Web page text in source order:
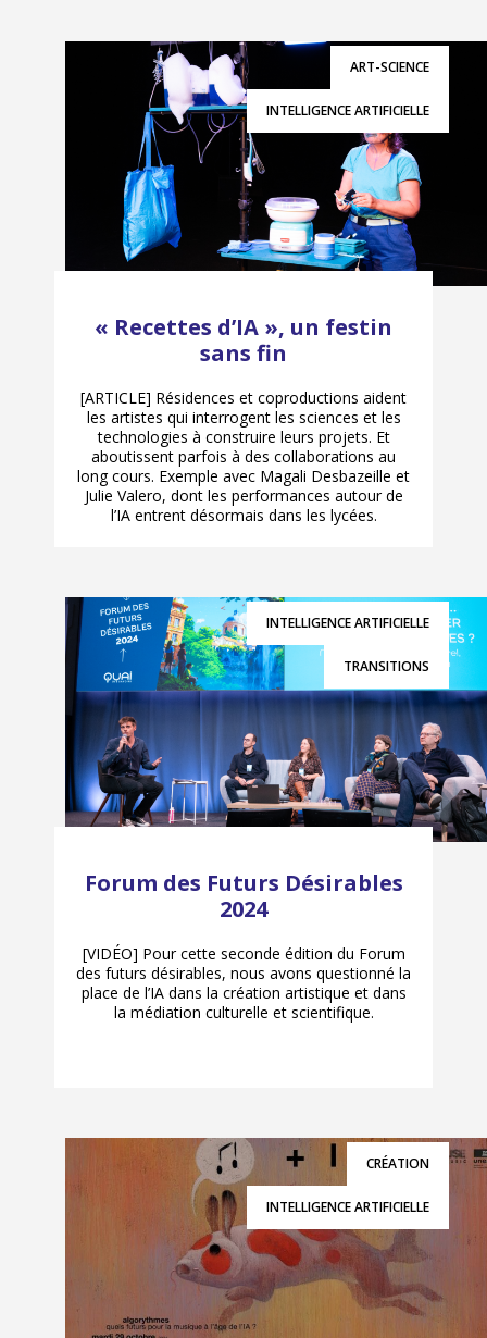
ART-SCIENCE
INTELLIGENCE ARTIFICIELLE
« Recettes d’IA », un festin
sans fin
[ARTICLE] Résidences et coproductions aident
les artistes qui interrogent les sciences et les
technologies à construire leurs projets. Et
aboutissent parfois à des collaborations au
long cours. Exemple avec Magali Desbazeille et
Julie Valero, dont les performances autour de
l’IA entrent désormais dans les lycées.
INTELLIGENCE ARTIFICIELLE
TRANSITIONS
Forum des Futurs Désirables
2024
[VIDÉO] Pour cette seconde édition du Forum
des futurs désirables, nous avons questionné la
place de l’IA dans la création artistique et dans
la médiation culturelle et scientifique.
CRÉATION
INTELLIGENCE ARTIFICIELLE